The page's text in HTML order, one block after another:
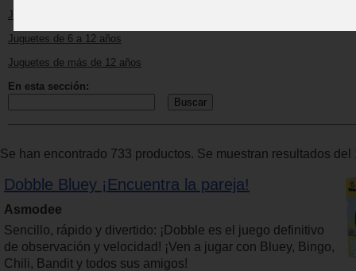
Juguetes de 3 a 6 años
Juguetes de 6 a 12 años
Juguetes de más de 12 años
En esta sección:
Se han encontrado 733 productos. Se muestran resultados del
Dobble Bluey ¡Encuentra la pareja!
Asmodee
Sencillo, rápido y divertido: ¡Dobble es el juego definitivo
de observación y velocidad! ¡Ven a jugar con Bluey, Bingo,
Chili, Bandit y todos sus amigos!